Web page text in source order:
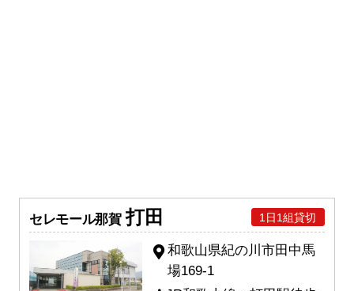
セレモール那賀 打田 1日1組貸切
和歌山県紀の川市田中馬
場169-1